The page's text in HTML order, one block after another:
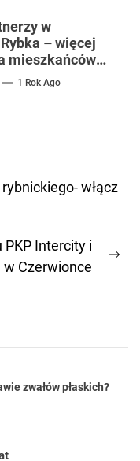
w
– więcej
mieszkańców
1 Rok Ago
włącz
PKP Intercity i
Czerwionce
zwałów płaskich?